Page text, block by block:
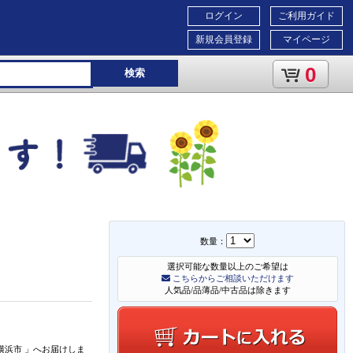
ご利用ガイド
マイページ
ログイン
新規会員登録
検索 0
数量：
選択可能な数量以上のご希望は
こちらからご相談いただけます
人気品/品薄品/中古品は除きます
浜市 」 へお届けしま